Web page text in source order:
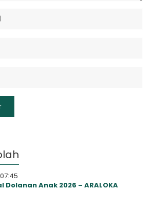
Dolanan Anak 2026 – ARALOKA